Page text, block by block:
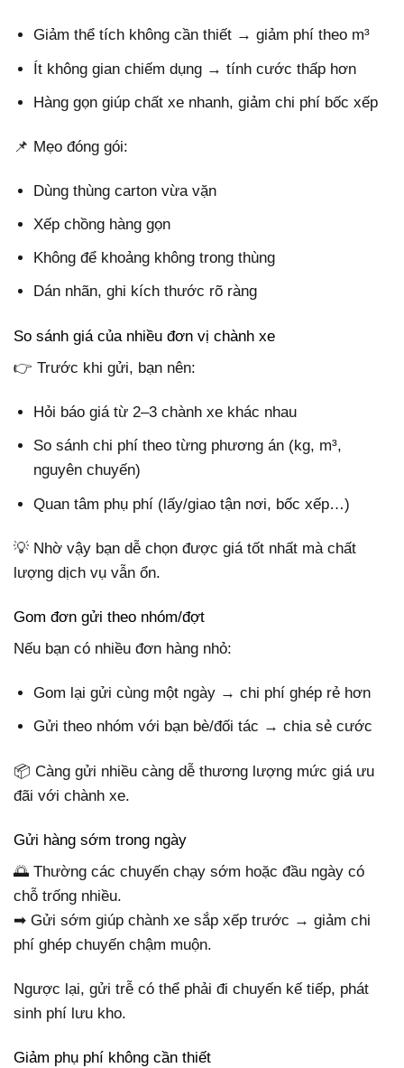
Giảm thể tích không cần thiết → giảm phí theo m³
Ít không gian chiếm dụng → tính cước thấp hơn
Hàng gọn giúp chất xe nhanh, giảm chi phí bốc xếp
📌 Mẹo đóng gói:
Dùng thùng carton vừa vặn
Xếp chồng hàng gọn
Không để khoảng không trong thùng
Dán nhãn, ghi kích thước rõ ràng
So sánh giá của nhiều đơn vị chành xe
👉 Trước khi gửi, bạn nên:
Hỏi báo giá từ 2–3 chành xe khác nhau
So sánh chi phí theo từng phương án (kg, m³,
nguyên chuyến)
Quan tâm phụ phí (lấy/giao tận nơi, bốc xếp…)
💡 Nhờ vậy bạn dễ chọn được giá tốt nhất mà chất
lượng dịch vụ vẫn ổn.
Gom đơn gửi theo nhóm/đợt
Nếu bạn có nhiều đơn hàng nhỏ:
Gom lại gửi cùng một ngày → chi phí ghép rẻ hơn
Gửi theo nhóm với bạn bè/đối tác → chia sẻ cước
📦 Càng gửi nhiều càng dễ thương lượng mức giá ưu
đãi với chành xe.
Gửi hàng sớm trong ngày
🌅 Thường các chuyến chạy sớm hoặc đầu ngày có
chỗ trống nhiều.
➡ Gửi sớm giúp chành xe sắp xếp trước → giảm chi
phí ghép chuyến chậm muộn.
Ngược lại, gửi trễ có thể phải đi chuyến kế tiếp, phát
sinh phí lưu kho.
Giảm phụ phí không cần thiết